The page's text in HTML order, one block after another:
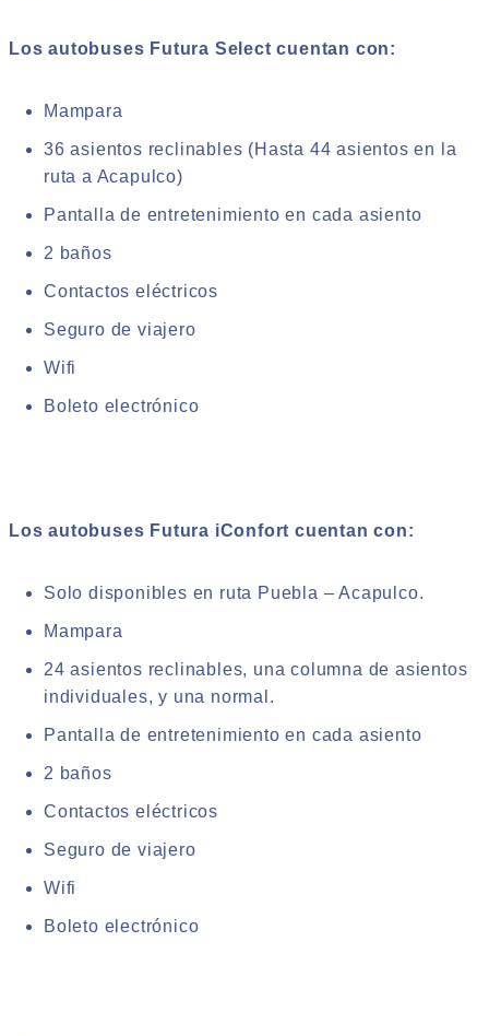
Los autobuses Futura Select cuentan con:
Mampara
36 asientos reclinables (Hasta 44 asientos en la
ruta a Acapulco)
Pantalla de entretenimiento en cada asiento
2 baños
Contactos eléctricos
Seguro de viajero
Wifi
Boleto electrónico
Los autobuses Futura iConfort cuentan con:
Solo disponibles en ruta Puebla – Acapulco.
Mampara
24 asientos reclinables, una columna de asientos
individuales, y una normal.
Pantalla de entretenimiento en cada asiento
2 baños
Contactos eléctricos
Seguro de viajero
Wifi
Boleto electrónico